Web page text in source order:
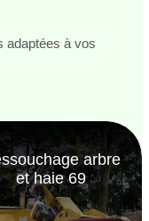
adaptées à vos
arbre
et haie 69